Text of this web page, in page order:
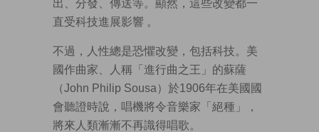
出、分發、傳送等。顯然，這些改變都一
直受科技進展影響 。
不過，人性總是恐懼改變，包括科技。美
國作曲家、人稱「進行曲之王」的蘇薩
（John Philip Sousa）於1906年在美國國
會聽證時說，唱機將令音樂家「絕種」，
將來人類漸漸不再識得唱歌。